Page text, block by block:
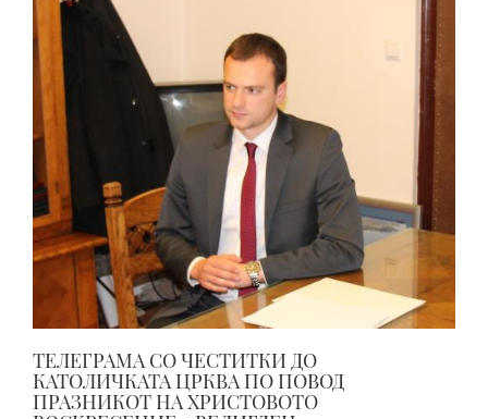
ТЕЛЕГРАМА СО ЧЕСТИТКИ ДО
КАТОЛИЧКАТА ЦРКВА ПО ПОВОД
ПРАЗНИКОТ НА ХРИСТОВОТО